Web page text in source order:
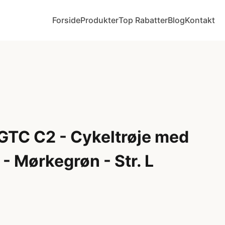
ForsideProdukterTop RabatterBlogKontakt
C2 - Cykeltrøje med
Mørkegrøn - Str. L